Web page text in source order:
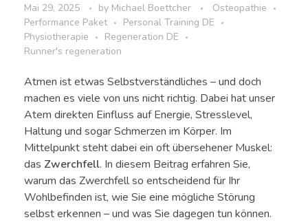
Mai 29, 2025 by Michael Boettcher
Osteopathie
Performance Paket
Personal Training DE
Physiotherapie
Regeneration DE
Runner's regeneration
Atmen ist etwas Selbstverständliches – und doch
machen es viele von uns nicht richtig. Dabei hat unser
Atem direkten Einfluss auf Energie, Stresslevel,
Haltung und sogar Schmerzen im Körper. Im
Mittelpunkt steht dabei ein oft übersehener Muskel:
das Zwerchfell. In diesem Beitrag erfahren Sie,
warum das Zwerchfell so entscheidend für Ihr
Wohlbefinden ist, wie Sie eine mögliche Störung
selbst erkennen – und was Sie dagegen tun können.